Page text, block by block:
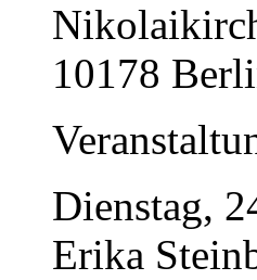
10178
Dienstag,
Erika